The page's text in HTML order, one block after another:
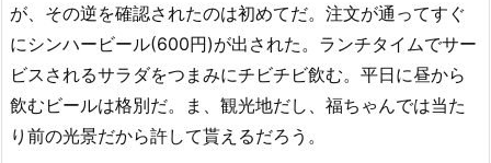
が、その逆を確認されたのは初めてだ。注文が通ってすぐ
にシンハービール(600円)が出された。ランチタイムでサー
ビスされるサラダをつまみにチビチビ飲む。平日に昼から
飲むビールは格別だ。ま、観光地だし、福ちゃんでは当た
り前の光景だから許して貰えるだろう。